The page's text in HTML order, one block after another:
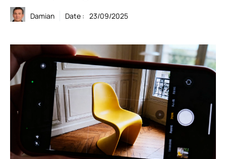
Damian Date : 23/09/2025